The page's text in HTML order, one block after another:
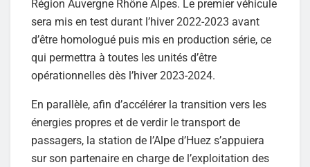
Région Auvergne Rhône Alpes. Le premier véhicule
sera mis en test durant l’hiver 2022-2023 avant
d’être homologué puis mis en production série, ce
qui permettra à toutes les unités d’être
opérationnelles dès l’hiver 2023-2024.
En parallèle, afin d’accélérer la transition vers les
énergies propres et de verdir le transport de
passagers, la station de l’Alpe d’Huez s’appuiera
sur son partenaire en charge de l’exploitation des